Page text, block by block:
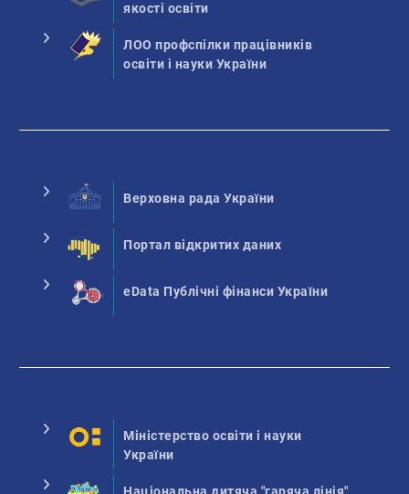
якості освіти
ЛОО профспілки працівників
освіти і науки України
Верховна рада України
Портал відкритих даних
eData Публічні фінанси України
Міністерство освіти і науки
України